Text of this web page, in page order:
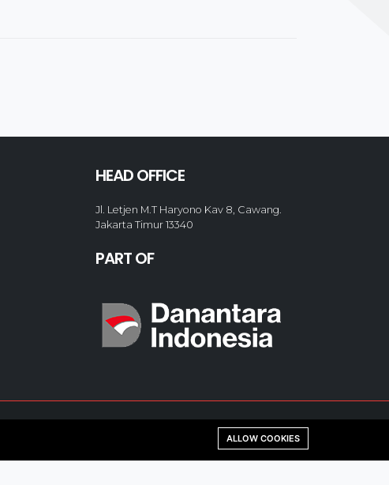
HEAD OFFICE
Jl. Letjen M.T Haryono Kav 8, Cawang.
Jakarta Timur 13340
PART OF
ALLOW COOKIES